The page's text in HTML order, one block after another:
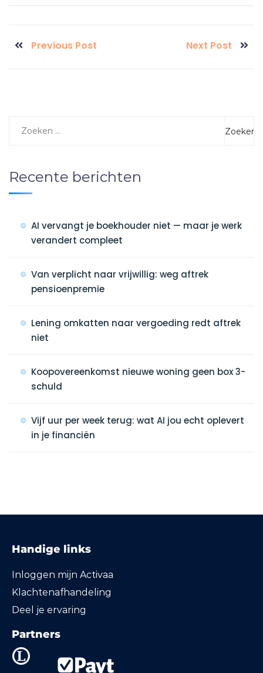
Previous Post Next Post
Recente berichten
AI vervangt je boekhouder niet — maar je werk
verandert compleet
Van verplicht naar vrijwillig: weg aftrek
pensioenpremie
Lening omkatten naar vergoeding redt aftrek
niet
Koopovereenkomst nieuwe woning geen box 3-
schuld
Vijf uur per week terug: wat AI jou echt oplevert
in je financiën
Handige links
Inloggen mijn Activaa
Klachtenafhandeling
Deel je ervaring
Partners